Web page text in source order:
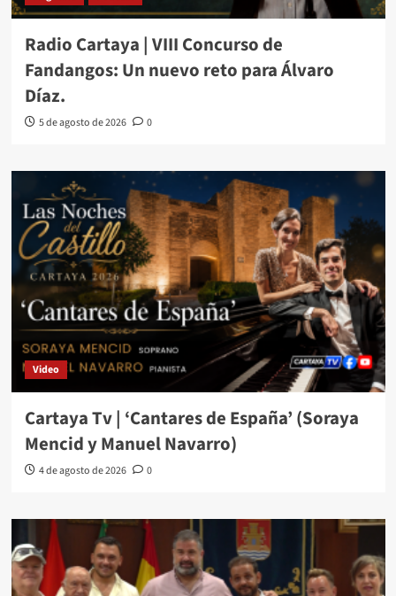
Radio Cartaya | VIII Concurso de
Fandangos: Un nuevo reto para Álvaro
Díaz.
5 de agosto de 2026 0
Video
Cartaya Tv | ‘Cantares de España’ (Soraya
Mencid y Manuel Navarro)
4 de agosto de 2026 0